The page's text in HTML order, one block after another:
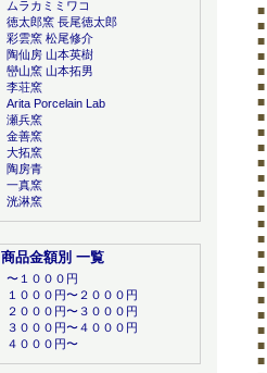
■
■
■
■
■
■
■
■
■
■
■
■
■
■
■
■
■
■
■
■
■
■
■
■
ムラカミミワコ
徳太郎窯 長尾徳太郎
彩雲窯 松尾修介
陶仙房 山本英樹
巒山窯 山本拓男
李荘窯
Arita Porcelain Lab
瀬兵窯
金善窯
大拓窯
陶房青
一真窯
洸淋窯
商品金額別 一覧
〜１０００円
１０００円〜２０００円
２０００円〜３０００円
３０００円〜４０００円
４０００円〜